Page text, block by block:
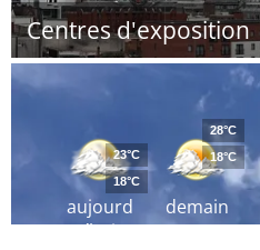
Centres d'exposition
aujourd
´hui
23°C
18°C
demain
28°C
18°C